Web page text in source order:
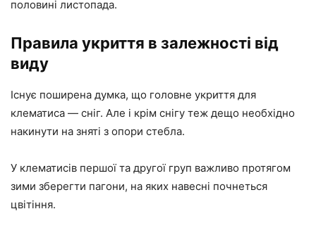
половині листопада.
Правила укриття в залежності від
виду
Існує поширена думка, що головне укриття для
клематиса — сніг. Але і крім снігу теж дещо необхідно
накинути на зняті з опори стебла.
У клематисів першої та другої груп важливо протягом
зими зберегти пагони, на яких навесні почнеться
цвітіння.